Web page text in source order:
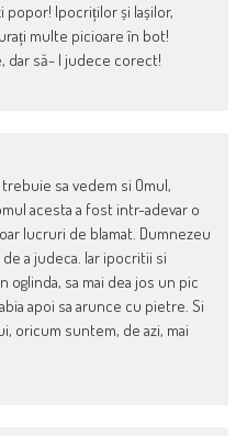
popor! Ipocriților și lașilor,
multe picioare în bot!
dar să- l judece corect!
sa vedem si Omul,
acesta a fost intr-adevar o
lucruri de blamat. Dumnezeu
a judeca. Iar ipocritii si
oglinda, sa mai dea jos un pic
apoi sa arunce cu pietre. Si
oricum suntem, de azi, mai